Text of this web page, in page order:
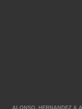
ALONSO, HERNANDEZ &